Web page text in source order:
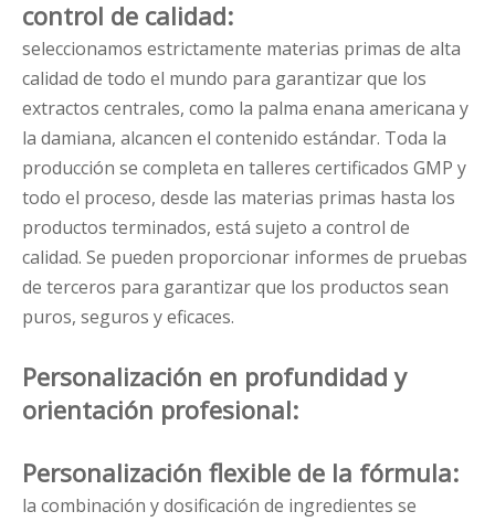
control de calidad:
seleccionamos estrictamente materias primas de alta
calidad de todo el mundo para garantizar que los
extractos centrales, como la palma enana americana y
la damiana, alcancen el contenido estándar. Toda la
producción se completa en talleres certificados GMP y
todo el proceso, desde las materias primas hasta los
productos terminados, está sujeto a control de
calidad. Se pueden proporcionar informes de pruebas
de terceros para garantizar que los productos sean
puros, seguros y eficaces.
Personalización en profundidad y
orientación profesional:
Personalización flexible de la fórmula:
la combinación y dosificación de ingredientes se